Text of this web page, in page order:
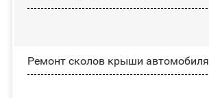
Ремонт сколов крыши автомобиля